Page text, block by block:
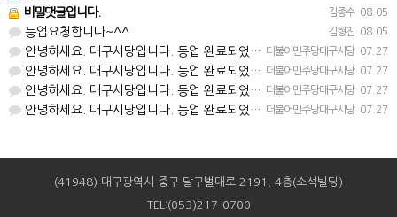
김종수 08.05
비밀댓글입니다.
김형진 08.05
등업요청합니다~^^
더불어민주당대구시당 07.27
안녕하세요. 대구시당입니다. 등업 완료되었습니다^^
더불어민주당대구시당 07.27
안녕하세요. 대구시당입니다. 등업 완료되었습니다^^
더불어민주당대구시당 07.27
안녕하세요. 대구시당입니다. 등업 완료되었습니다^^
더불어민주당대구시당 07.27
안녕하세요. 대구시당입니다. 등업 완료되었습니다^^
(41948) 대구광역시 중구 달구벌대로 2191, 4층(소석빌딩)
TEL:(053)217-0700